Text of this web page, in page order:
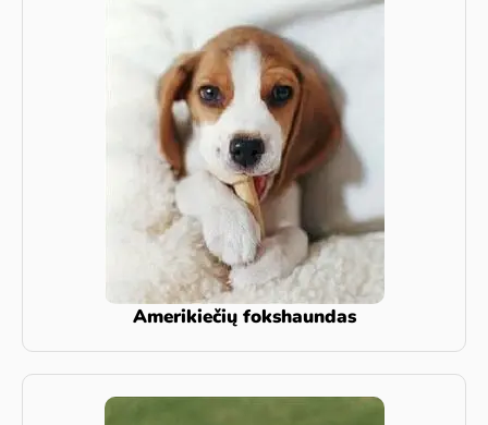
Amerikiečių fokshaundas